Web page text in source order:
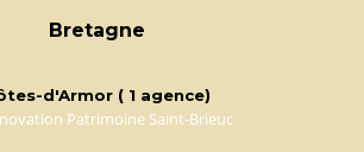
Bretagne
d'Armor ( 1 agence)
Patrimoine Saint-Brieuc